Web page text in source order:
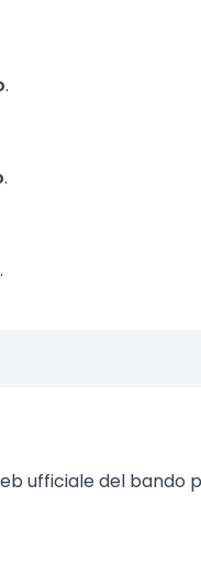
.
.
.
ufficiale del bando